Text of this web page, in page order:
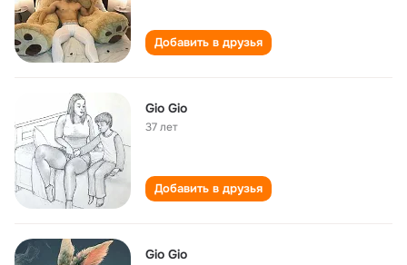
Добавить в друзья
Gio Gio
37 лет
Добавить в друзья
Gio Gio